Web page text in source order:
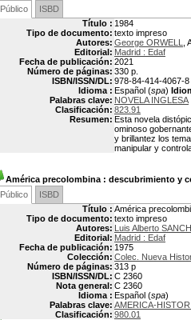
Público
ISBD
Título : 1984
Tipo de documento: texto impreso
Autores: George ORWELL
,
Editorial: Madrid : Edaf
Fecha de publicación: 2021
Número de páginas: 330 p.
ISBN/ISSN/DL: 978-84-414-4067-8
Idioma : Español (spa)
Palabras clave: NOVELA INGLESA
Clasificación: 823.91
Resumen: Esta novela
ominoso
y brillantez los
manipular y
América precolombina : descubrimiento y
Público
ISBD
Título : América
Tipo de documento: texto impreso
Autores: Luis Alberto
Editorial: Madrid : Edaf
Fecha de publicación: 1975
Colección: Colec. Nueva
Número de páginas: 313 p
ISBN/ISSN/DL: C 2360
Nota general: C 2360
Idioma : Español (spa)
Palabras clave: AMERICA-
Clasificación: 980.01